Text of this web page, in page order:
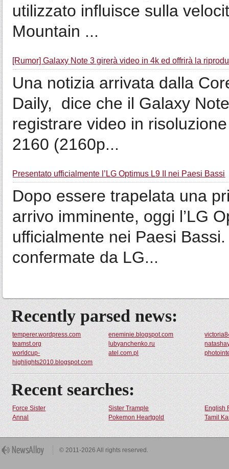
utilizzato influisce sulla
Mountain ...
[Rumor] Galaxy Note 3 girerà video in 4k ed offrirà la
Una notizia arrivata dalla
Daily, dice che il Galaxy
registrare video in
2160 (2160p...
Presentato ufficialmente l’LG Optimus L9 II nei Paesi Bassi
Dopo essere trapelata una
arrivo imminente, oggi l’LG
ufficialmente nei Paesi
confermate da LG...
Recently parsed news:
temperer.wordpress.com eneminie.blogspot.com
teamst.org
lubyanchenko.ru
worldcup-
highlights2010.blogspot.com
atel.com.pl
Recent searches:
Force Sister Sister Trample
English
Annal
Pokemon Heartgold Tamil
© 2011-2026 All rights reserved.